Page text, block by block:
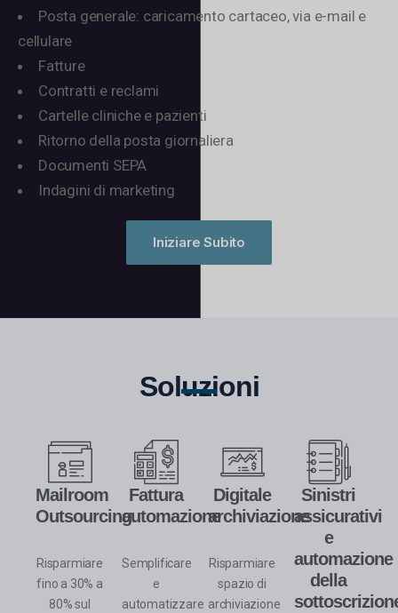
Posta generale: caricamento cartaceo, via e-mail e
cellulare
Fatture
Contratti e reclami
Cartelle cliniche e pazienti
Ritorno della posta giornaliera
Documenti SEPA
Indagini di marketing
Iniziare Subito
Soluzioni
Mailroom
Outsourcing
Risparmiare
fino a 30% a
80%sul
Fattura
automazione
Semplificare
e
automatizzare
Digitale
archiviazione
Risparmiare
spazio di
archiviazione
Sinistri
assicurativi
e
automazione
della